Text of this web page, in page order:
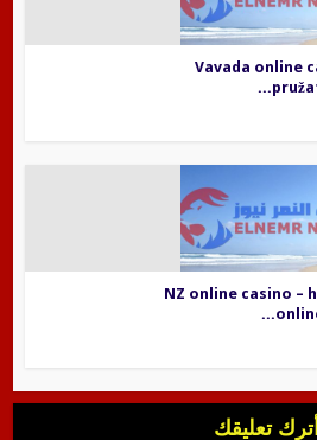
Vavada online
NZ online casino –
أترك تعليقك